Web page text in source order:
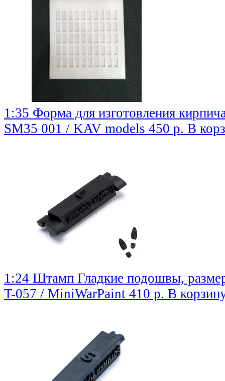
1:35 Форма для изготовления
SM35 001 / KAV models 450 р. В
1:24 Штамп Гладкие подошвы,
T-057 / MiniWarPaint 410 р. В